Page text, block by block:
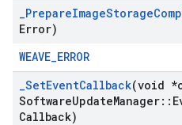
_PrepareImageStorage
Error)
WEAVE_ERROR
_SetEventCallback(void
SoftwareUpdateManager::
Callback)